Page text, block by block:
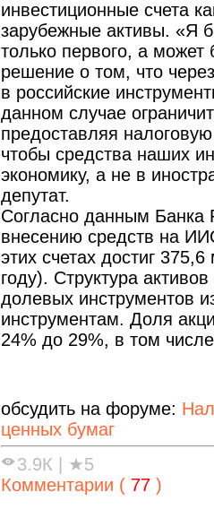
инвестиционные счета
зарубежные активы. «Я
только первого, а
решение о том, что
в российские
данном случае
предоставляя
чтобы средства наших
экономику, а не в
депутат.
Согласно данным Банка
внесению средств на
этих счетах достиг
году). Структура
долевых инструментов
инструментам. Доля
24% до 29%, в том
обсудить на форуме:
ценных бумаг
3.9К
★5
Комментарии ( 77 )